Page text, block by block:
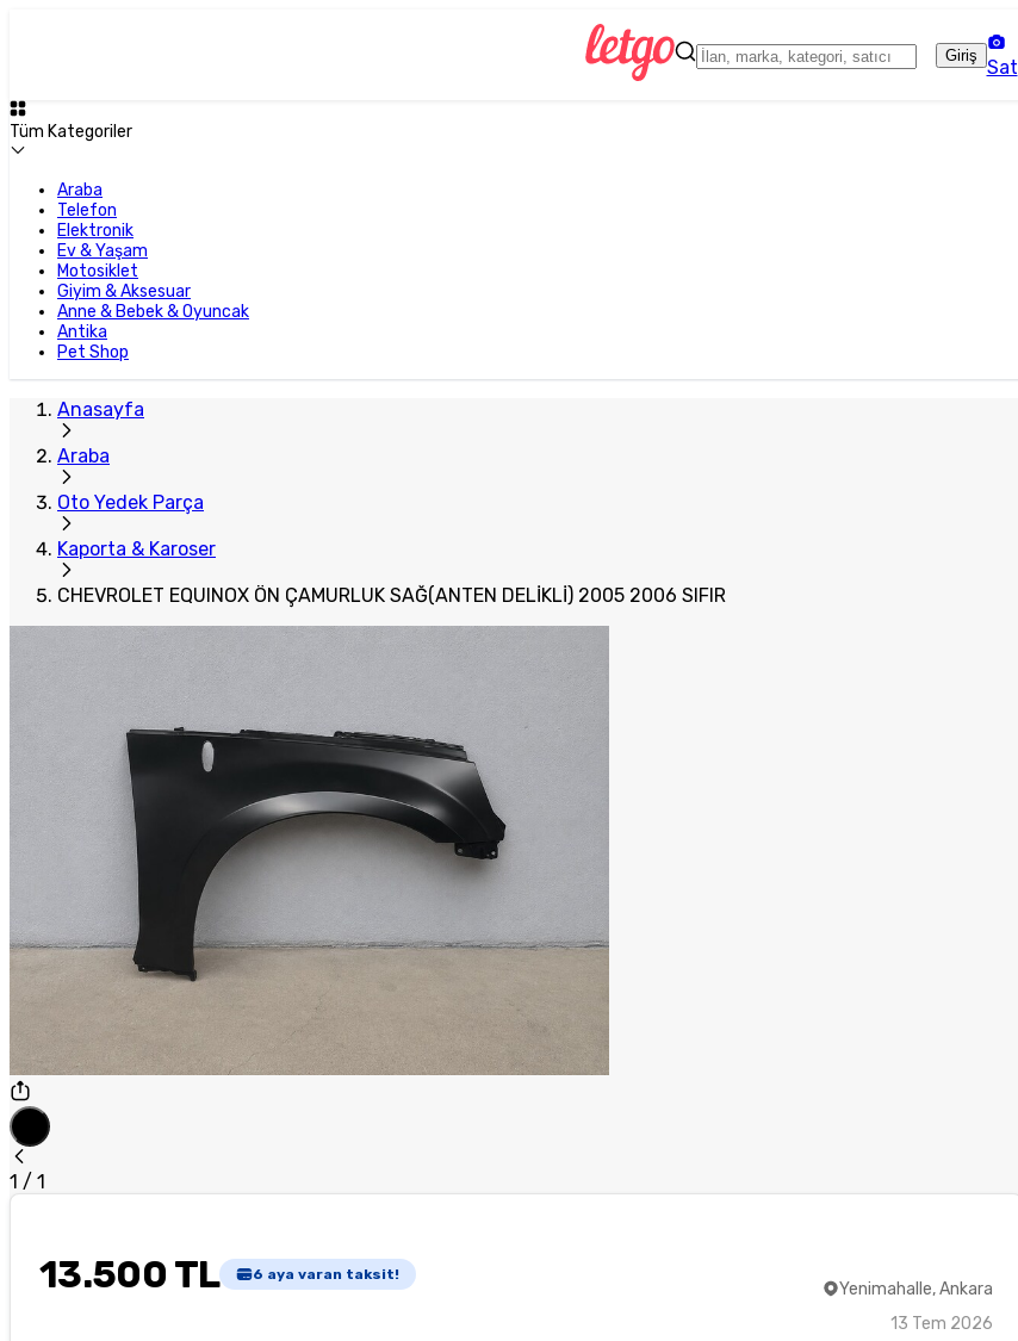
Giriş
Sat
Tüm Kategoriler
Araba
Telefon
Elektronik
Ev & Yaşam
Motosiklet
Giyim & Aksesuar
Anne & Bebek & Oyuncak
Antika
Pet Shop
Anasayfa
Araba
Oto Yedek Parça
Kaporta & Karoser
CHEVROLET EQUINOX ÖN ÇAMURLUK SAĞ(ANTEN DELİKLİ) 2005 2006 SIFIR
1 / 1
13.500 TL 6 aya varan taksit!
Yenimahalle, Ankara
13 Tem 2026